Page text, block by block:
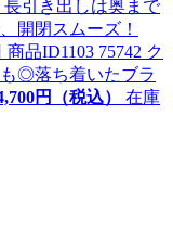
商品ID1103 75742 ク
◎落ち着いたブラ
700円（税込）
在庫